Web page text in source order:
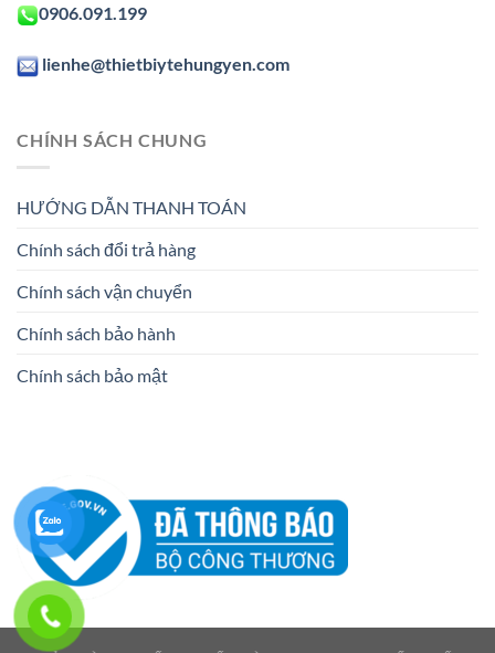
0906.091.199
lienhe@thietbiytehungyen.com
CHÍNH SÁCH CHUNG
HƯỚNG DẪN THANH TOÁN
Chính sách đổi trả hàng
Chính sách vận chuyển
Chính sách bảo hành
Chính sách bảo mật